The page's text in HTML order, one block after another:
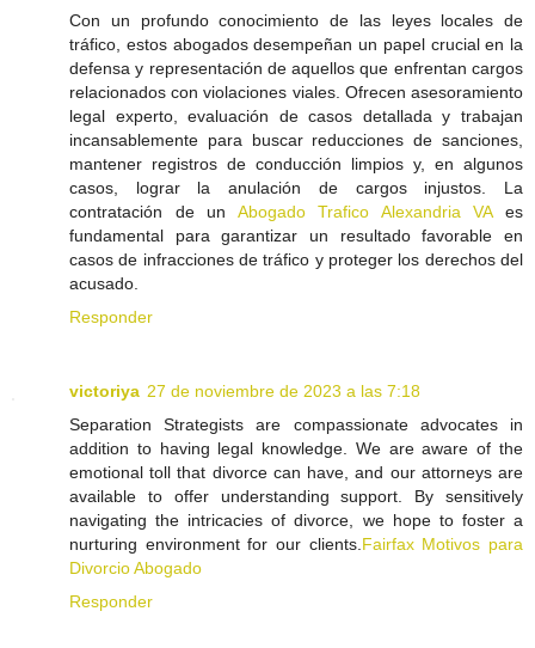
Con un profundo conocimiento de las leyes locales de
tráfico, estos abogados desempeñan un papel crucial en la
defensa y representación de aquellos que enfrentan cargos
relacionados con violaciones viales. Ofrecen asesoramiento
legal experto, evaluación de casos detallada y trabajan
incansablemente para buscar reducciones de sanciones,
mantener registros de conducción limpios y, en algunos
casos, lograr la anulación de cargos injustos. La
contratación de un Abogado Trafico Alexandria VAes
fundamental para garantizar un resultado favorable en
casos de infracciones de tráfico y proteger los derechos del
acusado.
Responder
victoriya 27 de noviembre de 2023 a las 7:18
Separation Strategists are compassionate advocates in
addition to having legal knowledge. We are aware of the
emotional toll that divorce can have, and our attorneys are
available to offer understanding support. By sensitively
navigating the intricacies of divorce, we hope to foster a
nurturing environment for our clients.Fairfax Motivos para
Divorcio Abogado
Responder